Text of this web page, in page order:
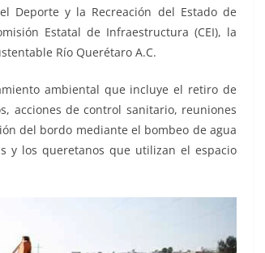
Deporte y la Recreación del Estado de
Estatal de Infraestructura (CEI), la
Río Querétaro A.C.
ambiental que incluye el retiro de
acciones de control sanitario, reuniones
del bordo mediante el bombeo de agua
y los queretanos que utilizan el espacio